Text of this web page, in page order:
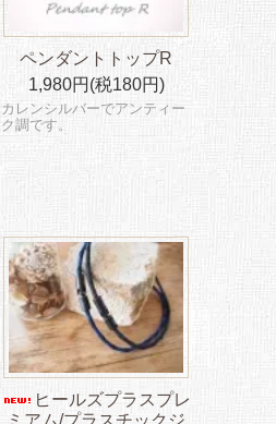
ペンダントトップR
1,980円(税180円)
カレンシルバーでアンティー
ク調です。
ヒールズプラスプレ
ミアム/プラスチックジ